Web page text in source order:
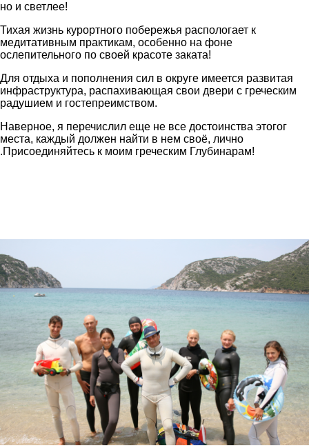
но и светлее!
Тихая жизнь курортного побережья распологает к
медитативным практикам, особенно на фоне
ослепительного по своей красоте заката!
Для отдыха и пополнения сил в округе имеется развитая
инфраструктура, распахивающая свои двери с греческим
радушием и гостепреимством.
Наверное, я перечислил еще не все достоинства этогог
места, каждый должен найти в нем своё, лично
.Присоединяйтесь к моим греческим Глубинарам!